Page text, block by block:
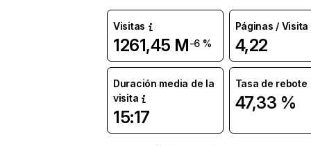
Visitas
1261,45 M-6 %
Páginas / Visita
4,22
Duración media de la
visita
15:17
Tasa de rebote
47,33 %